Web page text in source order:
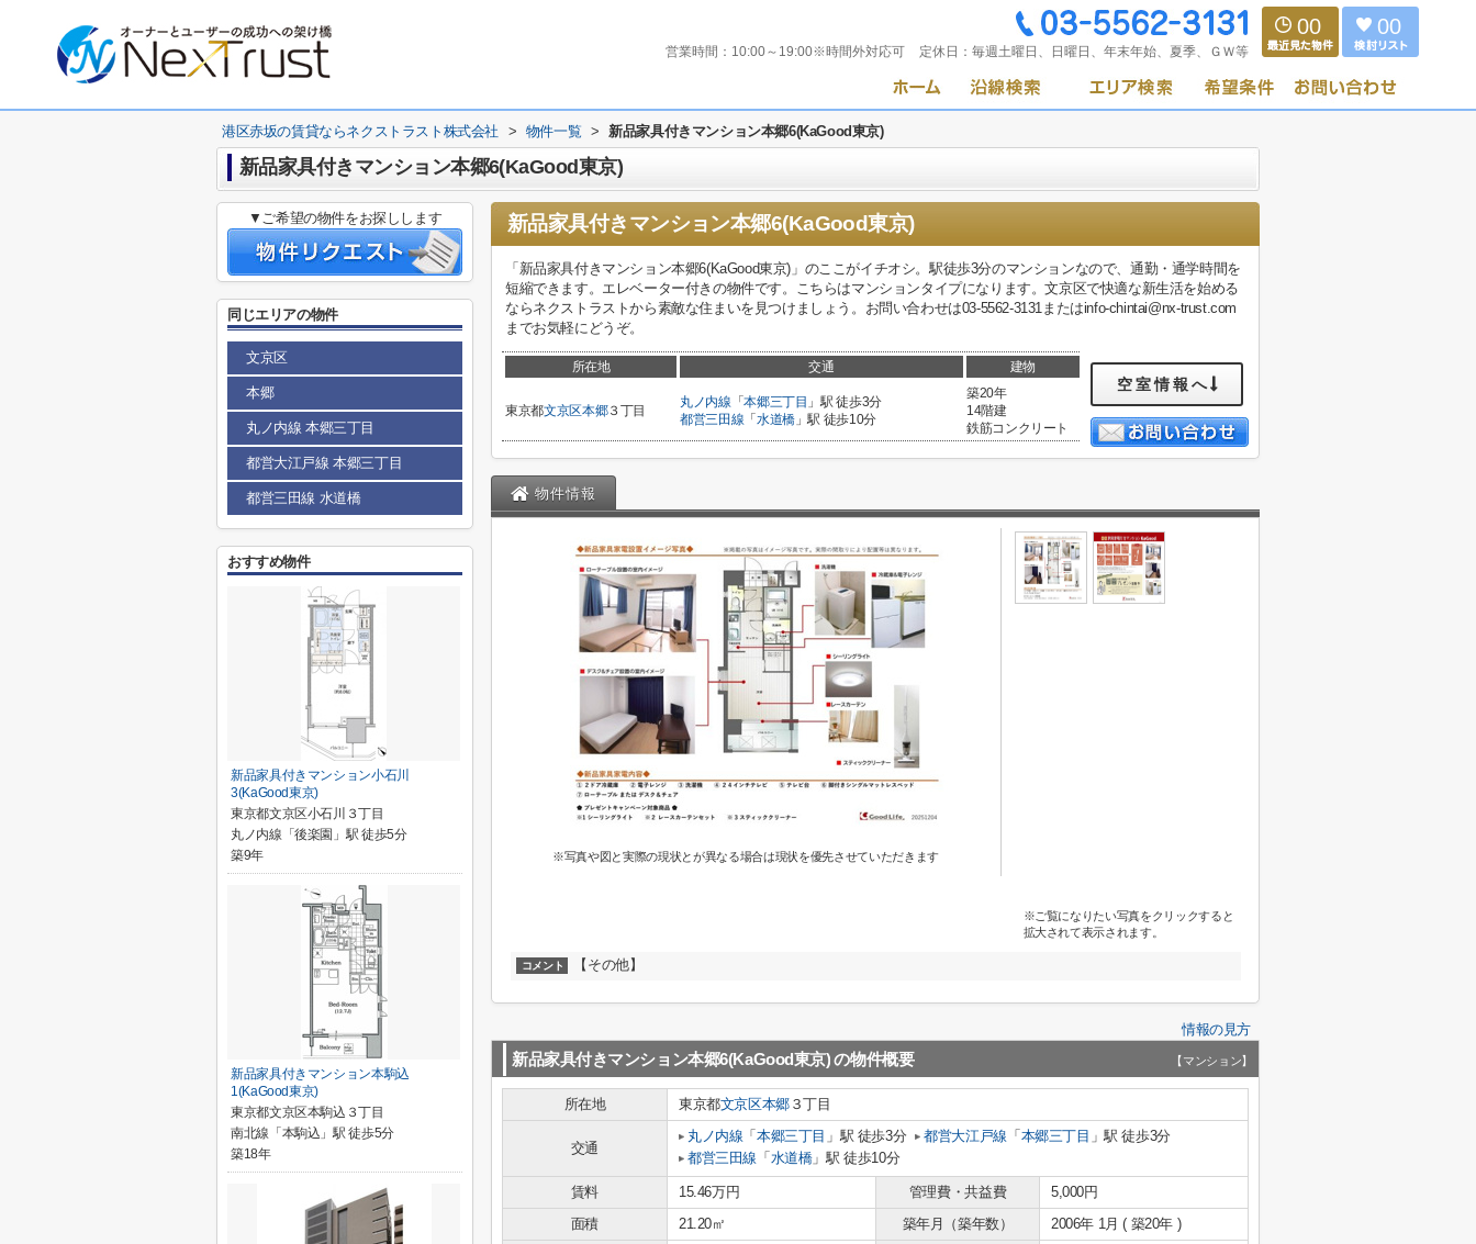
営業時間： 10:00～19:00※時間外対応可 定休日： 毎週土曜日、日曜日、年末年始、夏季、ＧＷ等
00 00
港区赤坂の賃貸ならネクストラスト株式会社 > 物件一覧 > 新品家具付きマンション本郷6(KaGood東京)
新品家具付きマンション本郷6(KaGood東京)
新品家具付きマンション本郷6(KaGood東京)
「新品家具付きマンション本郷6(KaGood東京)」のここがイチオシ。駅徒歩3分のマンションなので、通勤・通学時間を
短縮できます。エレベーター付きの物件です。こちらはマンションタイプになります。文京区で快適な新生活を始める
ならネクストラストから素敵な住まいを見つけましょう。お問い合わせは03-5562-3131またはinfo-chintai@nx-trust.com
までお気軽にどうぞ。
所在地 交通 建物
東京都文京区本郷３丁目
丸ノ内線 「本郷三丁目 」駅 徒歩3分
都営三田線 「 水道橋」駅 徒歩10分
築20年
14階建
鉄筋コンクリート
空室情報へ
物件情報
※写真や図と実際の現状とが異なる場合は現状を優先させていただきます
※ご覧になりたい写真をクリックすると
拡大されて表示されます。
コメント 【その他】
情報の見方
新品家具付きマンション本郷6(KaGood東京) の物件概要 【マンション】
所在地 東京都文京区本郷３丁目
交通
丸ノ内線 「本郷三丁目 」駅 徒歩3分 都営大江戸線 「 本郷三丁目 」駅 徒歩3分
都営三田線 「 水道橋」駅 徒歩10分
賃料 15.46万円 管理費・共益費
5,000円
面積
21.20㎡ 築年月（築年数） 2006年 1月 ( 築20年 )
▼ご希望の物件をお探しします
同じエリアの物件
文京区
本郷
丸ノ内線 本郷三丁目
都営大江戸線 本郷三丁目
都営三田線 水道橋
おすすめ物件
新品家具付きマンション小石川
3(KaGood東京)
東京都文京区小石川３丁目
丸ノ内線「後楽園」駅 徒歩5分
築9年
新品家具付きマンション本駒込
1(KaGood東京)
東京都文京区本駒込３丁目
南北線「本駒込」駅 徒歩5分
築18年